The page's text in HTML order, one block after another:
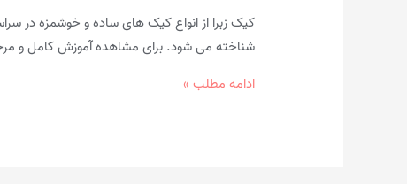
کیک زبرا از انواع کیک های ساده و خوشمزه در
شناخته می شود. برای مشاهده آموزش کامل و
کیک
ادامه مطلب »